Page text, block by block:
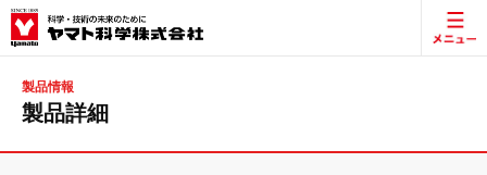
製品情報
製品詳細